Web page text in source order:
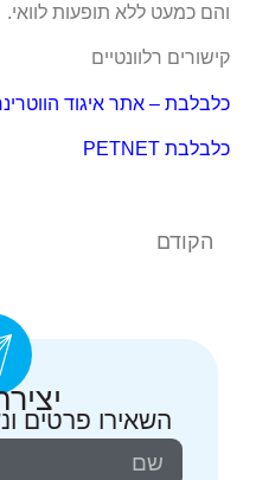
השאירו פרטים
והם כמעט ללא תופעות לוואי.
קישורים רלוונטיים
כלבלבת – אתר איגוד
כלבלבת PETNET
הקודם